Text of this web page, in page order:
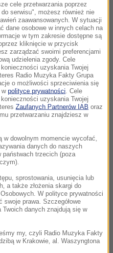
za sam udział w
euro. Każde
- Polacy odnieśli dwa -
euro, remis - 0:0 z
które
przeleje dodatkowo
w przypadku biało-
szefa PZPN
mogli liczyć na
przypadku
pucharowej, zatem
Według nieoficjalnych
liczyć na ok. 40 procent
udział w turnieju we
oscylowałaby wokół 1,6
cele przetwarzania poprzez
serwisu", możesz również nie
zaawansowanych. W sytuacji
dane osobowe w innych celach na
w tym zakresie dostępne są
kliknięcie w przycisk
zarządzać swoimi preferencjami
udzielenia zgody. Cele
uzyskania Twojej
Radio Muzyka Fakty Grupa
o możliwości sprzeciwienia się
w polityce prywatności . Cele
uzyskania Twojej
Zaufanych Partnerów IAB oraz
przetwarzaniu znajdziesz w
dowolnym momencie wycofać,
danych do naszych
państwach trzecich (poza
sprostowania, usunięcia lub
a także złożenia skargi do
W polityce prywatności
prawa. Szczegółowe
Twoich danych znajdują się w
my, czyli Radio Muzyka Fakty
w Krakowie, al. Waszyngtona